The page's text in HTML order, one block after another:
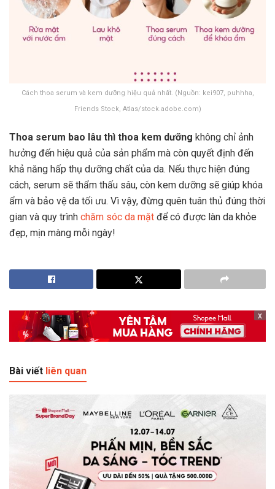
Cách thoa serum và kem dưỡng hiệu quả nhất. (Nguồn: kei907, puhhha,
Friends Stock, Atlas/stock.adobe.com)
Thoa serum bao lâu thì thoa kem dưỡng không chỉ ảnh
hưởng đến hiệu quả của sản phẩm mà còn quyết định đến
khả năng hấp thụ dưỡng chất của da. Nếu thực hiện đúng
cách, serum sẽ thẩm thấu sâu, còn kem dưỡng sẽ giúp khóa
ẩm và bảo vệ da tối ưu. Vì vậy, đừng quên tuân thủ đúng thời
gian và quy trình chăm sóc da mặt để có được làn da khỏe
đẹp, mịn màng mỗi ngày!
x
Bài viết liên quan